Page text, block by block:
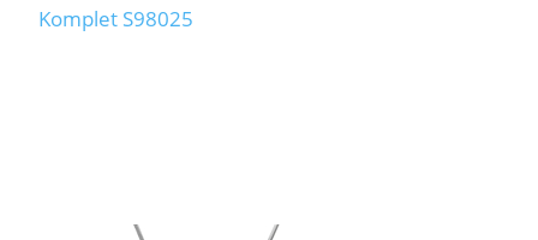
Komplet S98025